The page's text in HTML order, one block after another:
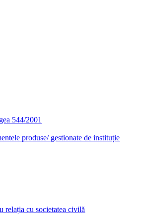
544/2001
produse/ gestionate de instituție
relația cu societatea civilă